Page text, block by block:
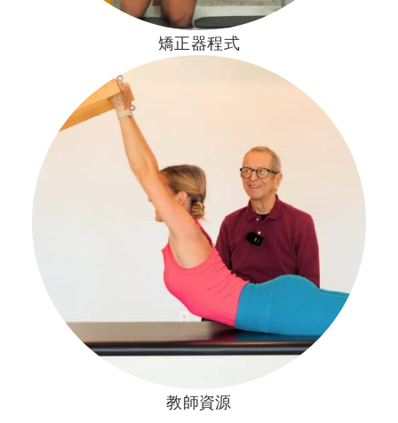
矯正器程式
教師資源